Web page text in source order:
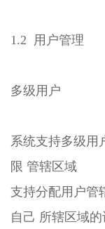
1.2 用户管理
多级用户
系统支持多级用
限 管辖区域
支持分配用户管
自己 所辖区域的